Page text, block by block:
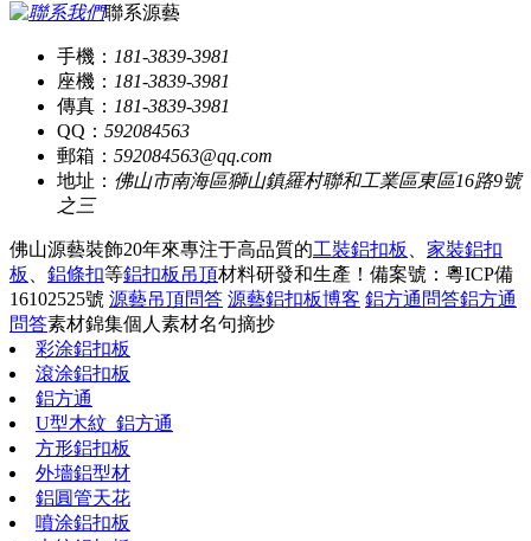
聯系源藝
手機： 181-3839-3981
座機： 181-3839-3981
傳真： 181-3839-3981
QQ： 592084563
郵箱： 592084563@qq.com
地址： 佛山市南海區獅山鎮羅村聯和工業區東區16路9號
之三
佛山源藝裝飾20年來專注于高品質的工裝鋁扣板
家裝鋁扣
板
鋁條扣等鋁扣板吊頂材料研發和生產！ 備案號：粵ICP備
16102525號 源藝吊頂問答 源藝鋁扣板博客 鋁方通問答鋁方通
問答素材錦集個人素材名句摘抄
彩涂鋁扣板
滾涂鋁扣板
鋁方通
U型木紋_鋁方通
方形鋁扣板
外墻鋁型材
鋁圓管天花
噴涂鋁扣板